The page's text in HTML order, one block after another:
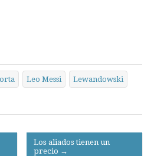
Leo Messi Lewandowski
Los aliados tienen un
precio →